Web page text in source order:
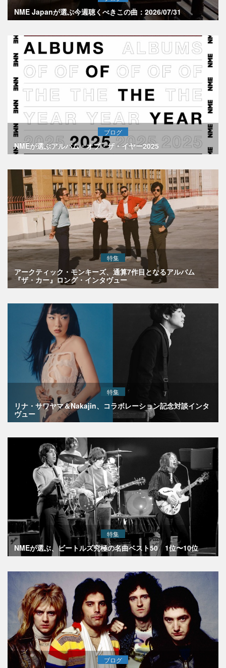
NME Japanが選ぶ今週聴くべきこの曲：2026/07/31
ブログ
NMEが選ぶアルバム・オブ・ザ・イヤー2025
特集
アークティック・モンキーズ、通算7作目となるアルバム
『ザ・カー』ロング・インタヴュー
特集
リナ・サワヤマ＆Nakajin、コラボレーション記念対談インタ
ヴュー
特集
NMEが選ぶ、ビートルズ究極の名曲ベスト50 1位〜10位
ブログ